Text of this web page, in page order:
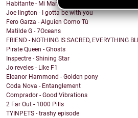
Habitante - Mi Mañana
Joe lington - I gotta be with you
Fero Garza - Alguien Como Tú
Matilde G - 7Oceans
FRIEND - NOTHING IS SACRED, EVERYTHING
Pirate Queen - Ghosts
Inspectre - Shining Star
Jo reveles - Like F1
Eleanor Hammond - Golden pony
Coda Nova - Entanglement
Comprador - Good Vibrations
2 Far Out - 1000 Pills
TYINPETS - trashy episode